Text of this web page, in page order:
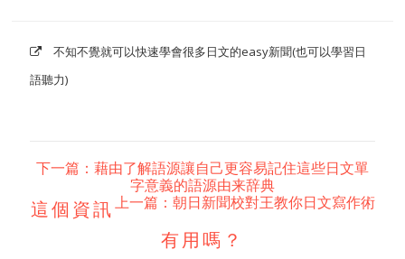
不知不覺就可以快速學會很多日文的easy新聞(也可以學習日
語聽力)
下一篇：藉由了解語源讓自己更容易記住這些日文單
字意義的語源由来辞典
上一篇：朝日新聞校對王教你日文寫作術
這個資訊
有用嗎？